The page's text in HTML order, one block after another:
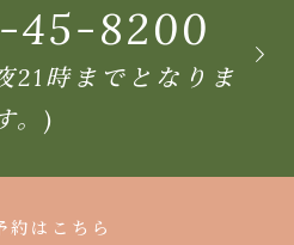
45-8200
21時までとなりま
。)
約はこちら